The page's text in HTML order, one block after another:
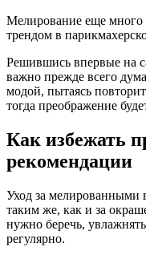
Мелирование еще много
трендом в
Решившись впервые на
важно прежде всего
модой, пытаясь
тогда преображение
Как избежать
рекомендации
Уход за мелированными
таким же, как и за
нужно беречь,
регулярно.